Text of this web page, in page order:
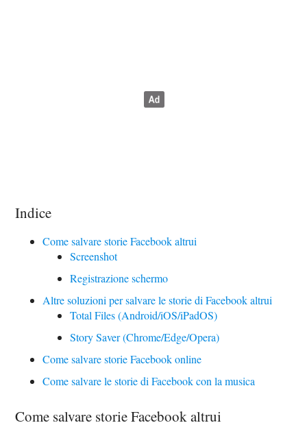
Indice
Come salvare storie Facebook altrui
Screenshot
Registrazione schermo
Altre soluzioni per salvare le storie di Facebook altrui
Total Files (Android/iOS/iPadOS)
Story Saver (Chrome/Edge/Opera)
Come salvare storie Facebook online
Come salvare le storie di Facebook con la musica
Come salvare storie Facebook altrui